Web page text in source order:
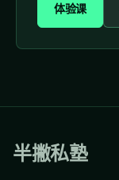
体验课
半撇私塾